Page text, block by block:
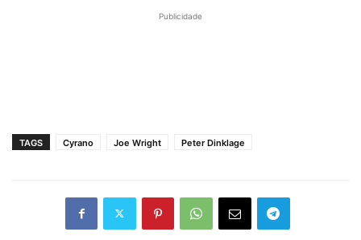
Publicidade
TAGS Cyrano Joe Wright Peter Dinklage